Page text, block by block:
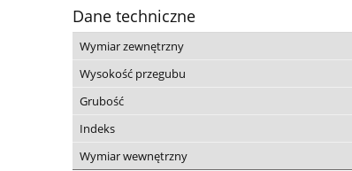
Dane techniczne
Wymiar zewnętrzny
Wysokość przegubu
Grubość
Indeks
Wymiar wewnętrzny